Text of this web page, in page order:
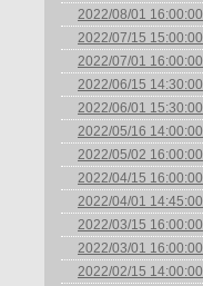
2022/08/01 16:00:00
2022/07/15 15:00:00
2022/07/01 16:00:00
2022/06/15 14:30:00
2022/06/01 15:30:00
2022/05/16 14:00:00
2022/05/02 16:00:00
2022/04/15 16:00:00
2022/04/01 14:45:00
2022/03/15 16:00:00
2022/03/01 16:00:00
2022/02/15 14:00:00